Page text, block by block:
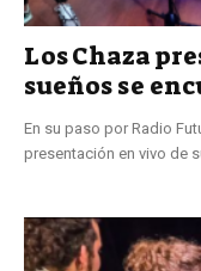
Los Chaza
sueños se
En su paso por Radio
presentación en vivo de